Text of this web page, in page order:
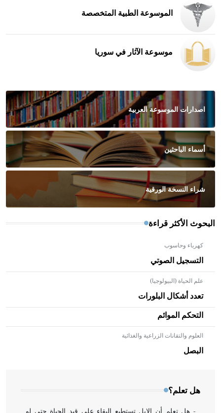
الموسوعة الطبية المتخصصة
موسوعة الآثار في سوريا
اصدارات الموسوعة العربية
أسماء الباحثين
شراء النسخة الورقية
البحوث الأكثر قراءة
كهرباء وحاسوب
التسجيل الصوتي
علم الحياة (البيولوجيا)
تعدد أشكال البلورات
التحكم الموائم
العلوم والتقانات الزراعية والغذائية
البصل
هل تعلم؟
- هل تعلم أن الأبلق نوع من الفنون الهندسية التي ارتبطت
بالعمارة الإسلامية في بلاد الشام ومصر خاصة، حيث يحرص
المعمار على بناء مداميكه وخاصة في الواجهات
- هل تعلم أن الإبل تستطيع البقاء على قيد الحياة حتى لو